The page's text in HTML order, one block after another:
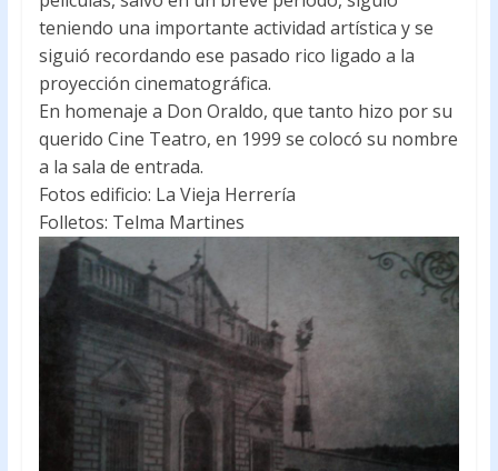
teniendo una importante actividad artística y se
siguió recordando ese pasado rico ligado a la
proyección cinematográfica.
En homenaje a Don Oraldo, que tanto hizo por su
querido Cine Teatro, en 1999 se colocó su nombre
a la sala de entrada.
Fotos edificio: La Vieja Herrería
Folletos: Telma Martines